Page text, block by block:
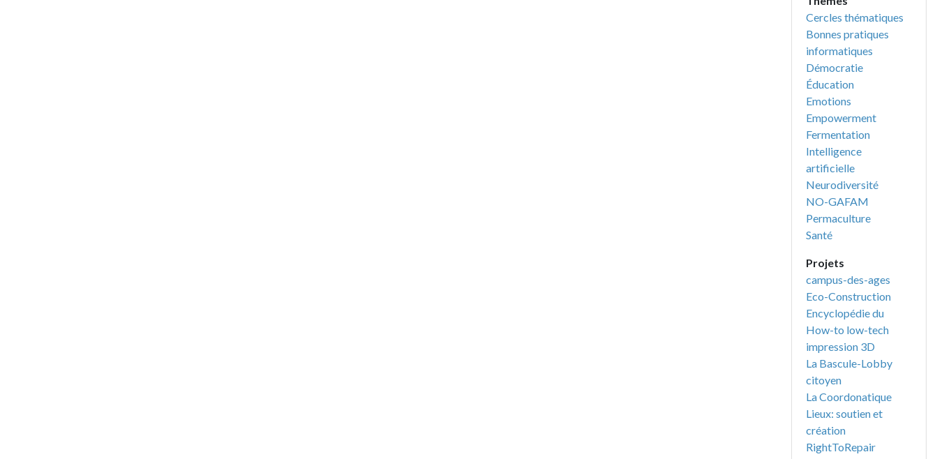
Cercles thématiques
Bonnes pratiques
informatiques
Démocratie
Éducation
Empowerment
Fermentation
Intelligence
artificielle
Neurodiversité
NO-GAFAM
Permaculture
campus-des-ages
Eco-Construction
Encyclopédie du
How-to low-tech
impression 3D
La Bascule-Lobby
La Coordonatique
Lieux: soutien et
RightToRepair